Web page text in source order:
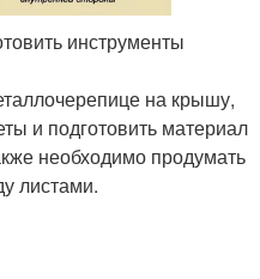
инструменты
на крышу,
и подготовить материал
необходимо продумать
листами.